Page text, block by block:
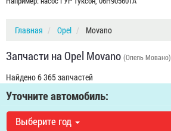
Главная Opel Movano
Запчасти на Opel Movano (Опель Мовано)
Найдено 6 365 запчастей
Уточните автомобиль:
Выберите год